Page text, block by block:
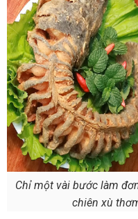
Chỉ một vài bước làm
chiên xù